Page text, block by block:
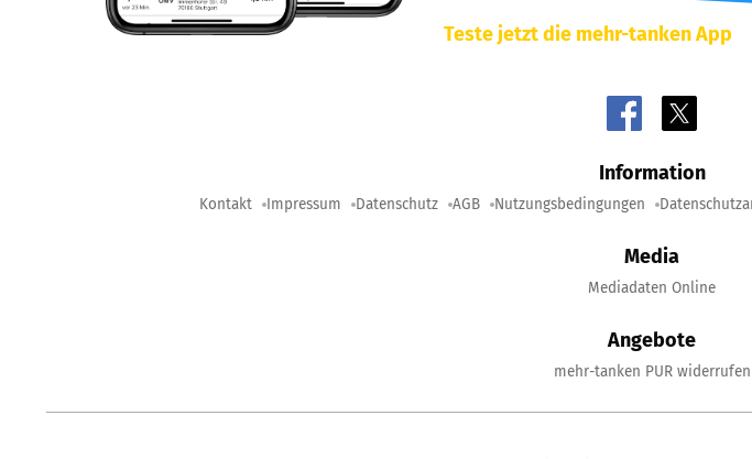
Teste jetzt die mehr-tanken App
Information
Kontakt Impressum Datenschutz AGB Nutzungsbedingungen
Media
Mediadaten Online
Angebote
mehr-tanken PUR widerrufen